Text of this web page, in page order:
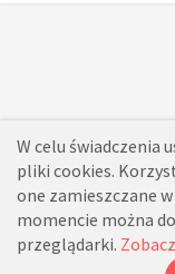
W celu świadczenia
pliki cookies.
one zamieszczane
momencie można
przeglądarki.